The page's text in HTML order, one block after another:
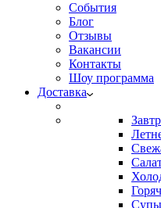
События
Блог
Отзывы
Вакансии
Контакты
Шоу программа
Доставка
Супы